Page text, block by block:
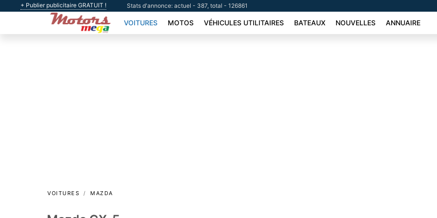
+ Publier publicitaire GRATUIT ! Stats d'annonce: actuel - 387, total - 126861
VOITURES MOTOS VÉHICULES UTILITAIRES BATEAUX NOUVELLES ANNUAIRE
VOITURES MAZDA